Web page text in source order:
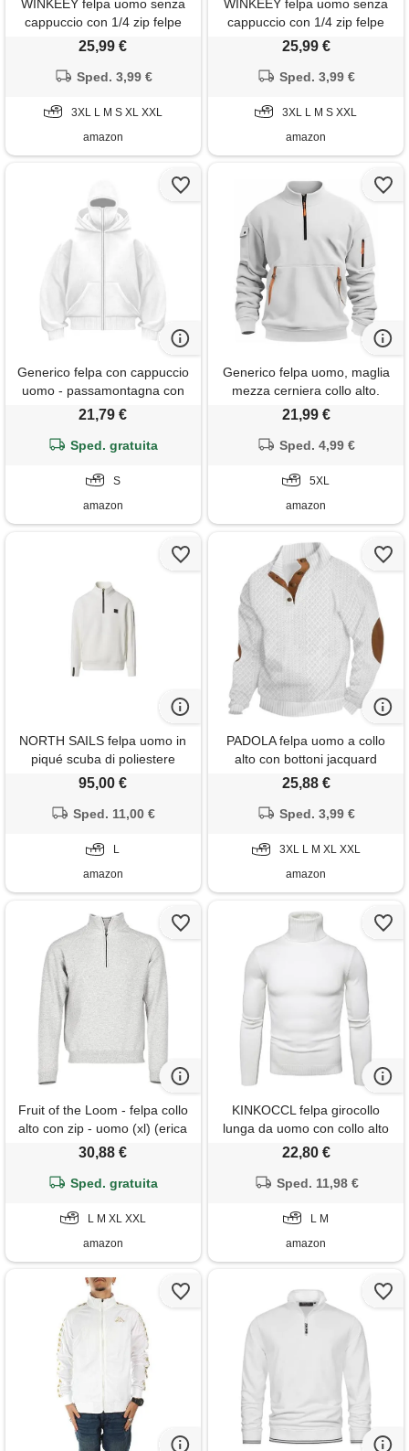
WINKEEY felpa uomo senza
cappuccio con 1/4 zip felpe
maniche lunghe e collo alto
maglia autunnali e invernali,
beige xxl
25,99 €
Sped. 3,99 €
3XL L M S XL XXL
amazon
WINKEEY felpa uomo senza
cappuccio con 1/4 zip felpe
maniche lunghe e collo alto
maglia autunnali e invernali,
bianco l
25,99 €
Sped. 3,99 €
3XL L M S XXL
amazon
Generico felpa con cappuccio
uomo - passamontagna con
cerniera zip da uomo
resistente al vento, collo alto
cerniera e maschera
21,79 €
Sped. gratuita
S
amazon
Generico felpa uomo, maglia
mezza cerniera collo alto.
Pullover per attività all'aperto,
quotidiano, vestibilità regolare
21,99 €
Sped. 4,99 €
5XL
amazon
NORTH SAILS felpa uomo in
piqué scuba di poliestere
riciclato
95,00 €
Sped. 11,00 €
L
amazon
PADOLA felpa uomo a collo
alto con bottoni jacquard
maglione elegante manica
casual morbido outfit autunno
25,88 €
Sped. 3,99 €
3XL L M XL XXL
amazon
Fruit of the Loom - felpa collo
alto con zip - uomo (xl) (erica
grigia)
30,88 €
Sped. gratuita
L M XL XXL
amazon
KINKOCCL felpa girocollo
lunga da uomo con collo alto
morbido maglione lavorato a
maglia elasticizzato slim fit
caldo maglione collo alto da
0a-wh1, m
22,80 €
Sped. 11,98 €
L M
amazon